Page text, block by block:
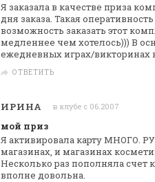
Я заказала в качестве приза
дня заказа. Такая
возможность заказать этот
медленнее чем хотелось))) В
ежедневныхиграх/викторинах
ОТВЕТИТЬ
ИРИНА в клубе с 06.2007
мой приз
Я активировала карту МНОГО.
магазинах, и магазинах
Несколько раз пополняла счет
вполне довольна.